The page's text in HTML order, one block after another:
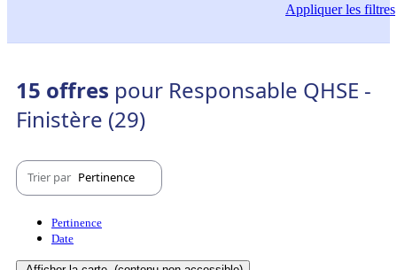
Appliquerles filtres
15 offres pour Responsable QHSE -
Finistère (29)
Trier par Pertinence
Pertinence
Date